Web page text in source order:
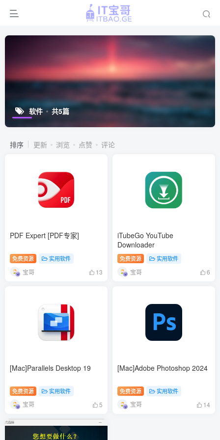
软件 共5篇
排序 更新 浏览 点赞 评论
PDF Expert [PDF专家]
免费资源 实用软件
宝哥 13
iTubeGo YouTube
Downloader
免费资源 实用软件
宝哥 6
[Mac]Parallels Desktop 19
免费资源 实用软件
宝哥 5
[Mac]Adobe Photoshop 2024
免费资源 实用软件
宝哥 14